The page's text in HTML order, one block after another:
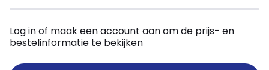
Log in of maak een account aan om de prijs- en
bestelinformatie te bekijken